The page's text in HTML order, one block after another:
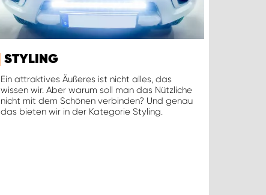
STYLING
Ein attraktives Äußeres ist nicht alles, das
wissen wir. Aber warum soll man das Nützliche
nicht mit dem Schönen verbinden? Und genau
das bieten wir in der Kategorie Styling.